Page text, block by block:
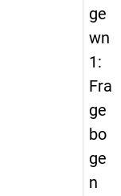
ge
wn
1:
Fra
ge
bo
ge
n